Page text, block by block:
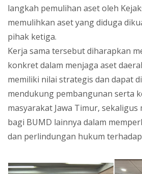
langkah pemulihan aset oleh
memulihkan aset yang diduga
pihak ketiga.
Kerja sama tersebut diharapkan
konkret dalam menjaga aset
memiliki nilai strategis dan dapat
mendukung pembangunan serta
masyarakat Jawa Timur, sekaligus
bagi BUMD lainnya dalam
dan perlindungan hukum